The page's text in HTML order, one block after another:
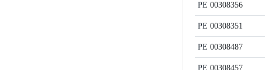
PE 00308356
PE 00308351
PE 00308487
PE 00308457